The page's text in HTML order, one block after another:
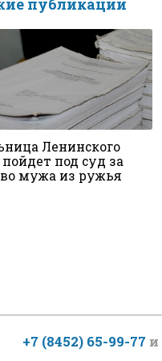
Ленинского
под суд за
мужа из ружья
+7 (8452) 65-99-77 и